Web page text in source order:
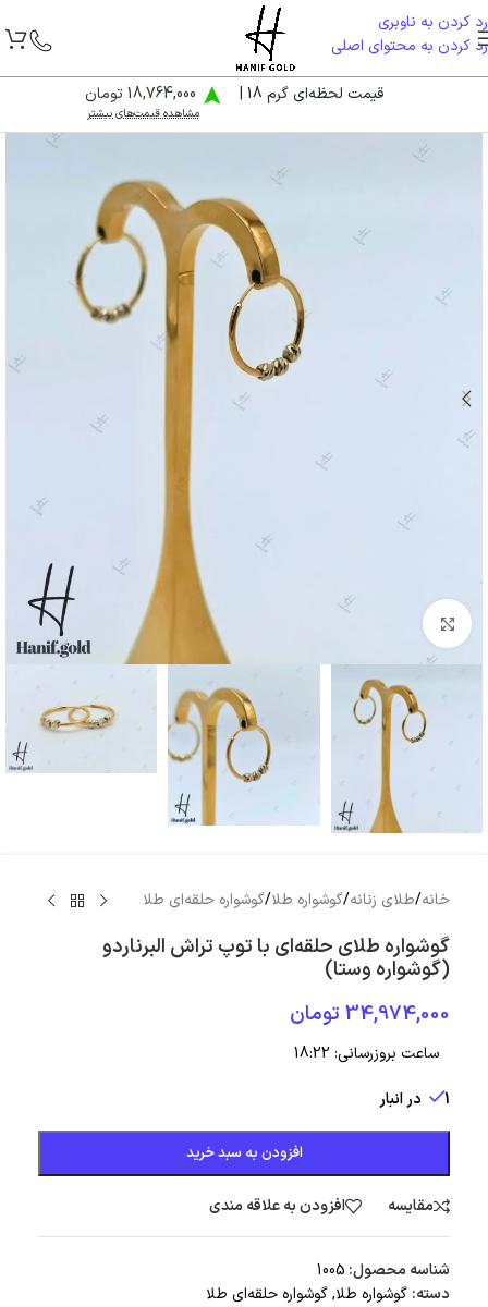
رد کردن به ناوبری
رد کردن به محتوای اصلی
قیمت لحظه‌ای گرم 18 | 18,764,000 تومان
مشاهده قیمت‌های بیشتر
بزرگنمایی تصویر
خانه/طلای زنانه/گوشواره طلا/گوشواره حلقه‌ای طلا
گوشواره طلای حلقه‌ای با توپ تراش البرناردو
(گوشواره وستا)
34,974,000 تومان
ساعت بروزرسانی: 18:22
1 در انبار
افزودن به سبد خرید
مقایسه افزودن به علاقه مندی
شناسه محصول: 1005
دسته: گوشواره طلا,گوشواره حلقه‌ای طلا